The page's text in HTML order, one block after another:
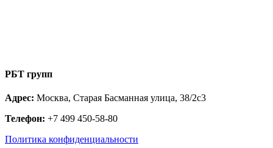
РБТ групп
Адрес: Москва, Старая Басманная улица, 38/2с3
Телефон: +7 499 450-58-80
Политика конфиденциальности